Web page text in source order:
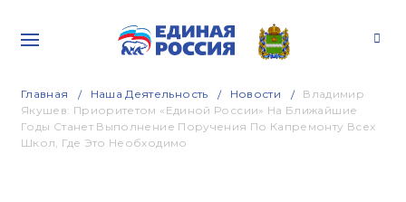
Главная Наша Деятельность Новости
Владимир
Якушев: Приоритетом «Единой России» На Ближайшие
Годы Станет Выполнение Поручения По Капремонту Всех
Школ, Где Это Необходимо